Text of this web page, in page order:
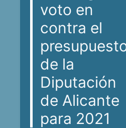
voto en
contra el
de la
Diputación
de Alicante
para 2021